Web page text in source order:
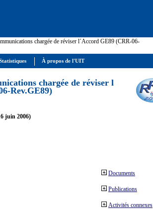
chargée de réviser l´Accord GE89 (CRR-06-
chargée de réviser l
Rev.GE89)
juin 2006)
Documents
Publications
Activités connexes
À propos de l'UIT